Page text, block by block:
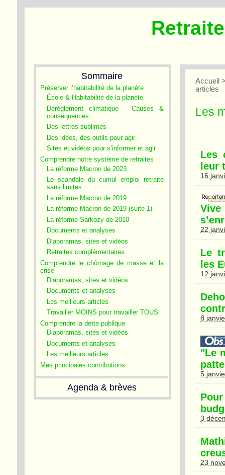
Sommaire
Préserver l’habitabilité de la planète
École & Habitabilité de la planète
Dérèglement climatique - Causes &
conséquences
Des lettres sublimes
Des idées, des outils pour agir
Sites et vidéos pour s’informer et agir
Comprendre notre système de retraites
La réforme Macron de 2023
Le scandale du cumul emploi retraite
sans limites
La réforme Macron de 2019
La réforme Macron de 2019 (suite 1)
La réforme Sarkozy de 2010
Documents et analyses
Diaporamas, sites et vidéos
Retraites complémentaires
Comprendre le chômage de masse et la
crise
Diaporamas, sites et vidéos
Documents et analyses
Les meilleurs articles
Travailler MOINS pour travailler TOUS
Comprendre la dette publique
Diaporamas, sites et vidéos
Documents et analyses
Les meilleurs articles
Mes principales contributions
Agenda & brèves
Accueil
articles
Les
Les
leur
16
Vive
22
Le
les
12
8
"Le
5
3
23